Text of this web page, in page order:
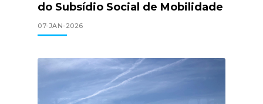
do Subsídio Social de Mobilidade
07-JAN-2026